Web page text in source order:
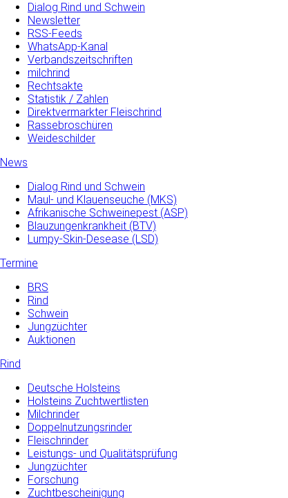
Dialog Rind und Schwein
Newsletter
RSS-Feeds
WhatsApp-Kanal
Verbandszeitschriften
milchrind
Rechtsakte
Statistik / Zahlen
Direktvermarkter Fleischrind
Rassebroschüren
Weideschilder
News
Dialog Rind und Schwein
Maul- und­ Klauenseuche­ (MKS)
Afrikanische Schweinepest (ASP)
Blauzungenkrankheit (BTV)
Lumpy-Skin-Desease (LSD)
Termine
BRS
Rind
Schwein
Jungzüchter
Auktionen
Rind
Deutsche Holsteins
Holsteins Zuchtwertlisten
Milchrinder
Doppelnutzungsrinder
Fleischrinder
Leistungs- und Qualitätsprüfung
Jungzüchter
Forschung
Zuchtbescheinigung